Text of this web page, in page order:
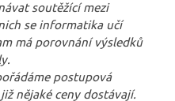
soutěžící mezi
se informatika učí
má porovnání výsledků
postupová
nějaké ceny dostávají.